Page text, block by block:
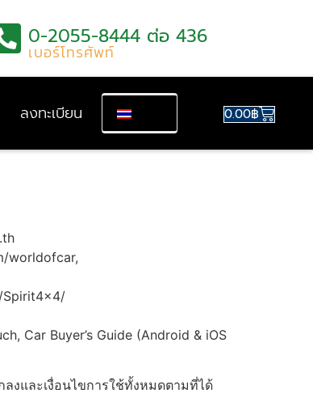
0-2055-8444 ต่อ 436
เบอร์โทรศัพท์
ลงทะเบียน 0.00฿
worldofcar,
Spirit4x4/
Car Buyer’s Guide (Android & iOS
งและเงื่อนไขการใช้ทั้งหมดตามที่ได้